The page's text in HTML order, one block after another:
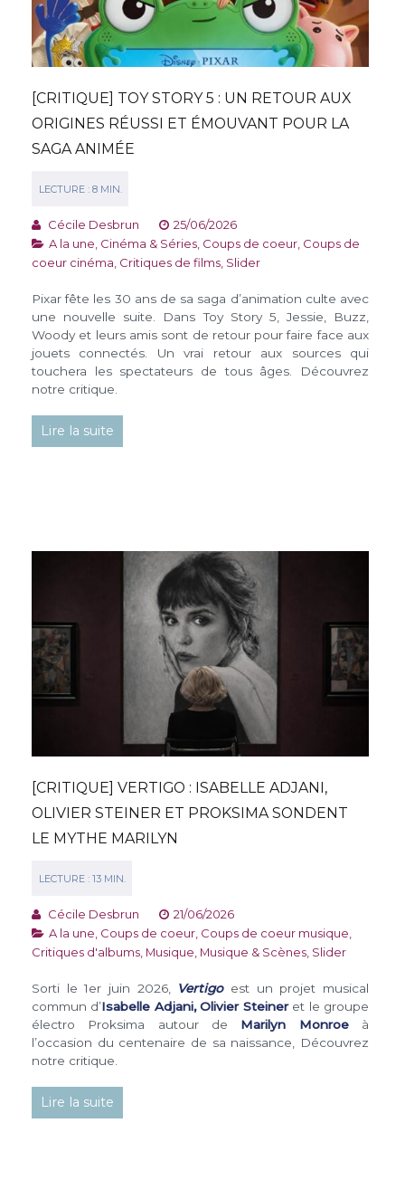
[CRITIQUE] TOY STORY 5 : UN RETOUR AUX
ORIGINES RÉUSSI ET ÉMOUVANT POUR LA
SAGA ANIMÉE
Cécile Desbrun
25/06/2026
A la une, Cinéma & Séries, Coups de coeur, Coups de
coeur cinéma, Critiques de films, Slider
Pixar fête les 30 ans de sa saga d’animation culte avec
une nouvelle suite. Dans Toy Story 5, Jessie, Buzz,
Woody et leurs amis sont de retour pour faire face aux
jouets connectés. Un vrai retour aux sources qui
touchera les spectateurs de tous âges. Découvrez
notre critique.
Lire la suite
[CRITIQUE] VERTIGO : ISABELLE ADJANI,
OLIVIER STEINER ET PROKSIMA SONDENT
LE MYTHE MARILYN
Cécile Desbrun
21/06/2026
A la une, Coups de coeur, Coups de coeur musique,
Critiques d'albums, Musique, Musique & Scènes, Slider
Sorti le 1er juin 2026, Vertigo est un projet musical
commun d’Isabelle Adjani,Olivier Steineret le groupe
électro Proksima autour de Marilyn Monroeà
l’occasion du centenaire de sa naissance, Découvrez
notre critique.
Lire la suite